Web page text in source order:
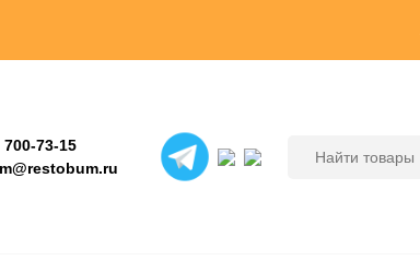
700-73-15